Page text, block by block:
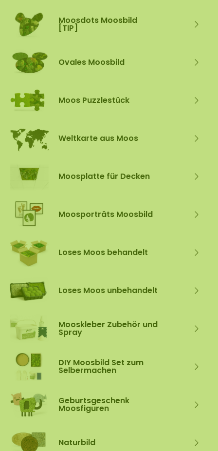
Moosdots Moosbild
[TIP]
Ovales Moosbild
Moos Puzzlestück
Weltkarte aus Moos
Moosplatte für Decken
Moosporträts Moosbild
Loses Moos behandelt
Loses Moos unbehandelt
Mooskleber Zubehör und
Spray
DIY Moosbild Set zum
Selbermachen
Geburtsgeschenk
Moosfiguren
Naturbild